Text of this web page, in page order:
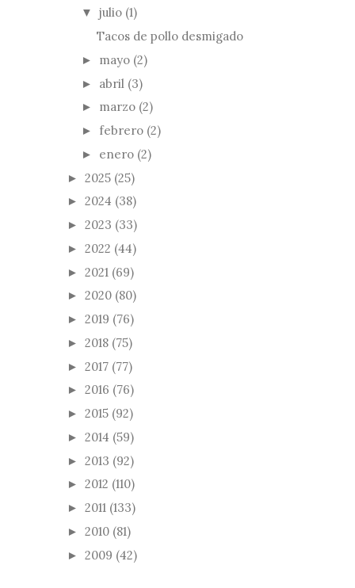
▼ julio (1)
Tacos de pollo desmigado
► mayo (2)
► abril (3)
► marzo (2)
► febrero (2)
► enero (2)
► 2025 (25)
► 2024 (38)
► 2023 (33)
► 2022 (44)
► 2021 (69)
► 2020 (80)
► 2019 (76)
► 2018 (75)
► 2017 (77)
► 2016 (76)
► 2015 (92)
► 2014 (59)
► 2013 (92)
► 2012 (110)
► 2011 (133)
► 2010 (81)
► 2009 (42)